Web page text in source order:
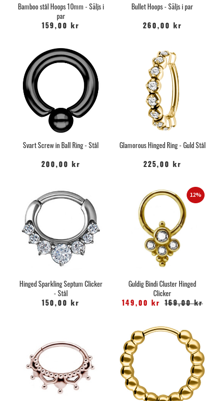
Bamboo stål Hoops 10mm - Säljs i
par
159,00 kr
Bullet Hoops - Säljs i par
260,00 kr
Svart Screw in Ball Ring - Stål
200,00 kr
Glamorous Hinged Ring - Guld Stål
225,00 kr
Hinged Sparkling Septum Clicker
- Stål
150,00 kr
12%
Guldig Bindi Cluster Hinged
Clicker
149,00 kr 169,00 kr